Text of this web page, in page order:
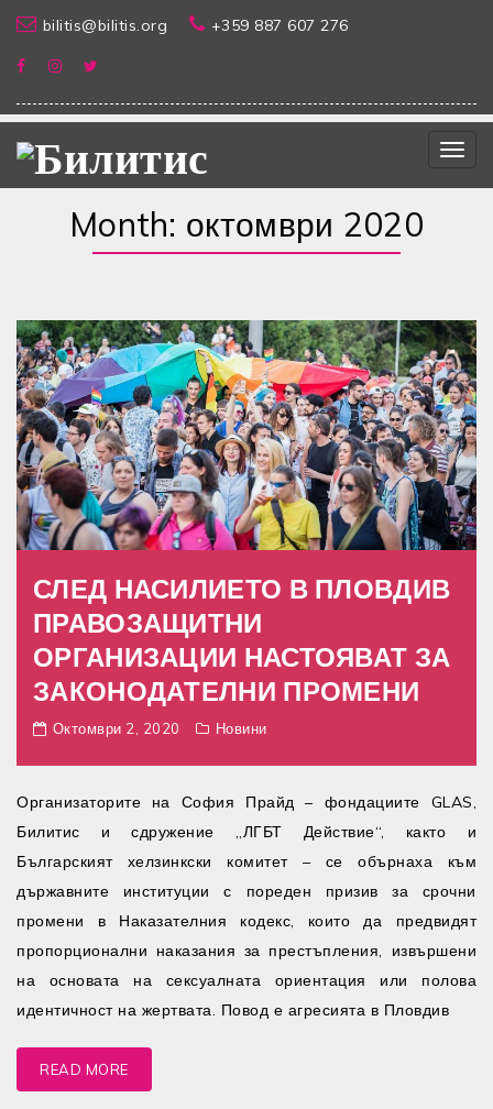
bilitis@bilitis.org +359 887 607 276
Month: октомври 2020
СЛЕД НАСИЛИЕТО В ПЛОВДИВ
ПРАВОЗАЩИТНИ
ОРГАНИЗАЦИИ НАСТОЯВАТ ЗА
ЗАКОНОДАТЕЛНИ ПРОМЕНИ
Октомври 2, 2020 Новини
Организаторите на София Прайд – фондациите GLAS,
Билитис и сдружение „ЛГБТ Действие“, както и
Българският хелзинкски комитет – се обърнаха към
държавните институции с пореден призив за срочни
промени в Наказателния кодекс, които да предвидят
пропорционални наказания за престъпления, извършени
на основата на сексуалната ориентация или полова
идентичност на жертвата. Повод е агресията в Пловдив
READ MORE